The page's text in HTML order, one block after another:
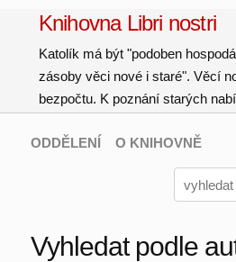
Knihovna Libri nostri
Katolík má být "podoben
zásoby věci nové i staré". Věcí
bezpočtu. K poznání starých
ODDĚLENÍ O KNIHOVNĚ
Vyhledat podle